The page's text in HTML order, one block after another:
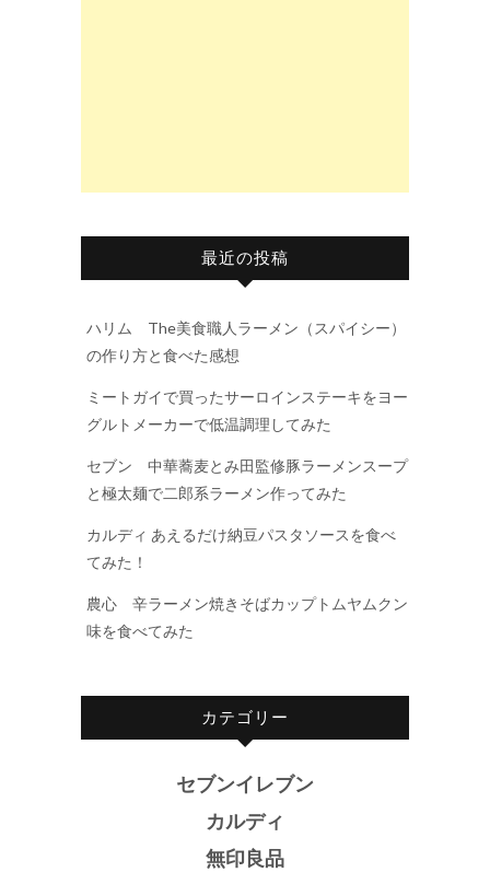
最近の投稿
ハリム The美食職人ラーメン（スパイシー）
の作り方と食べた感想
ミートガイで買ったサーロインステーキをヨー
グルトメーカーで低温調理してみた
セブン 中華蕎麦とみ田監修豚ラーメンスープ
と極太麺で二郎系ラーメン作ってみた
カルディ あえるだけ納豆パスタソースを食べ
てみた！
農心 辛ラーメン焼きそばカップトムヤムクン
味を食べてみた
カテゴリー
セブンイレブン
カルディ
無印良品